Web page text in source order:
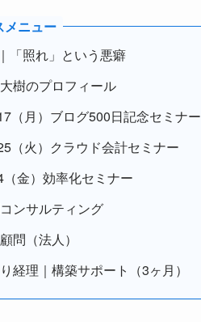
「照れ」という悪癖
樹のプロフィール
（月）ブログ500日記念セミナー
（火）クラウド会計セミナー
金）効率化セミナー
ンサルティング
問（法人）
経理｜構築サポート（3ヶ月）